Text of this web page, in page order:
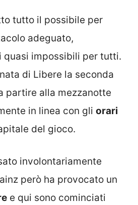
tutto il possibile per
adeguato,
quasi impossibili per tutti.
di Libere la seconda
partire alla mezzanotte
in linea con gli orari
del gioco.
involontariamente
però ha provocato un
e qui sono cominciati